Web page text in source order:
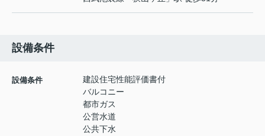
設備条件
設備条件
建設住宅性能評価書付
バルコニー
都市ガス
公営水道
公共下水